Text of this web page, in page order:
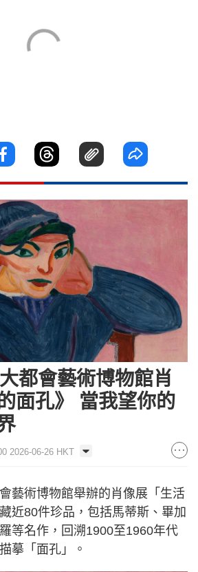
都會藝術博物館肖
面孔》 當我望你的
2026-06-26 HKT
藝術博物館舉辦的肖像展「生活
近80件珍品，包括馬蒂斯、畢加
等名作，回溯1900至1960年代
摹「面孔」。